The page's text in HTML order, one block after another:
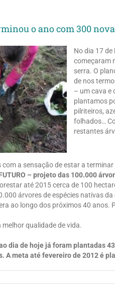
o ano com 300
No dia 17
começaram
serra. O
de nos
– um cava e
plantamos
pilriteiros,
folhados…
restantes
a sensação de estar a
– projeto das 100.000
até 2015 cerca de 100
árvores de espécies nativas
ao longo dos próximos 40 anos.
qualidade de vida.
dia de hoje já foram plantadas
A meta até fevereiro de 2012 é